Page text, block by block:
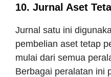
10. Jurnal Aset
Jurnal satu ini
pembelian aset tetap
mulai dari semua
Berbagai peralatan ini